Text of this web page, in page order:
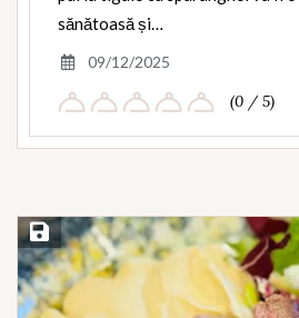
sănătoasă și…
09/12/2025
(0 / 5)
Save Recipe